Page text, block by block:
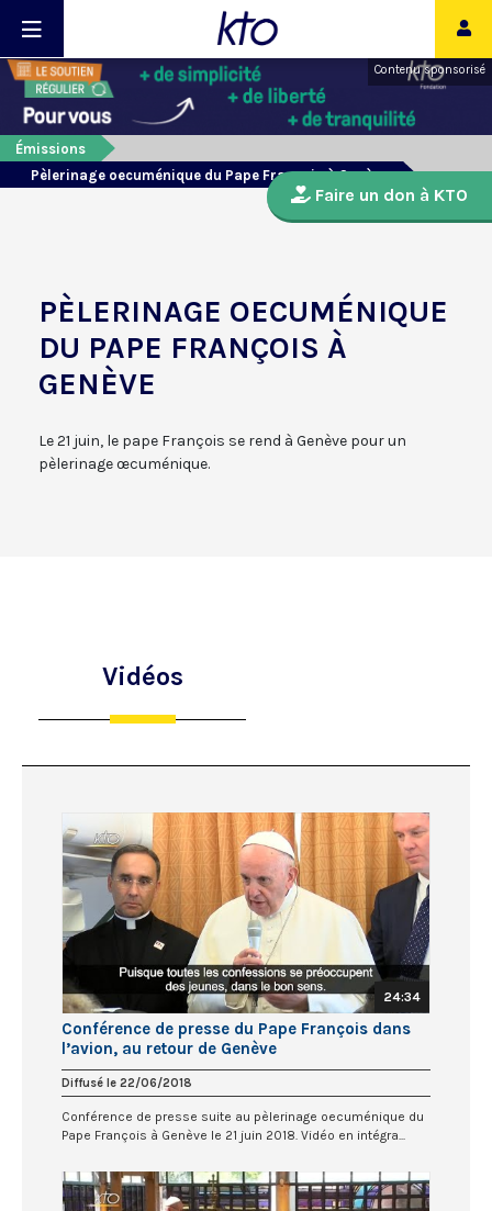
Contenu sponsorisé
Émissions
Pèlerinage oecuménique du Pape François à Genève
Faire un don à KTO
PÈLERINAGE OECUMÉNIQUE
DU PAPE FRANÇOIS À
GENÈVE
Le 21 juin, le pape François se rend à Genève pour un
pèlerinage œcuménique.
Vidéos
24:34
Conférence de presse du Pape François dans
l’avion, au retour de Genève
Diffusé le 22/06/2018
Conférence de presse suite au pèlerinage oecuménique du
Pape François à Genève le 21 juin 2018. Vidéo en intégra...